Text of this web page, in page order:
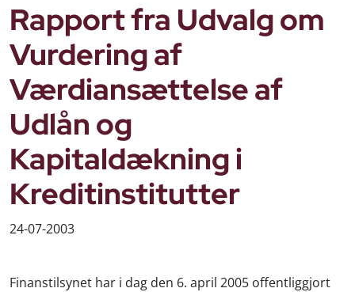
Rapport fra Udvalg om
Vurdering af
Værdiansættelse af
Udlån og
Kapitaldækning i
Kreditinstitutter
24-07-2003
Finanstilsynet har i dag den 6. april 2005 offentliggjort